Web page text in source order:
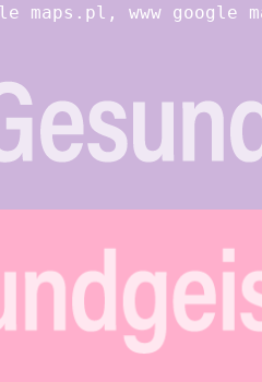
maps.pl, www google